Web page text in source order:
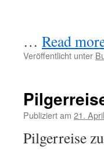
… Read
Veröffentlicht unter
Publiziert am 21.
Pilgerreise